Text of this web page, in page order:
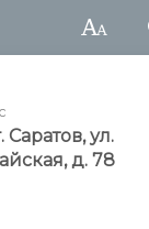
Саратов, ул.
д. 78